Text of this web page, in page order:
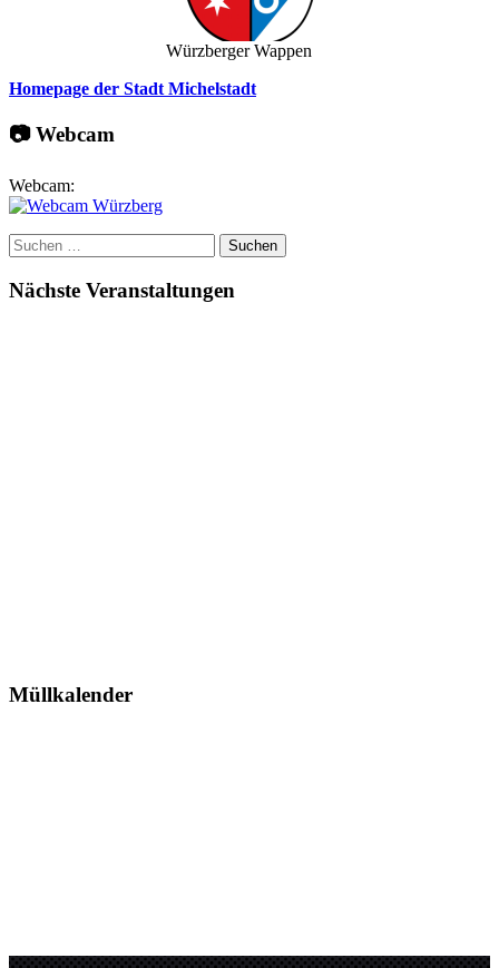
Würzberger Wappen
Homepage der Stadt Michelstadt
📷 Webcam
Webcam:
Suchen
nach:
Nächste Veranstaltungen
Müllkalender